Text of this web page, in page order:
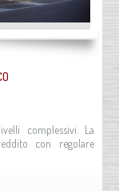
complessivi. La
con regolare